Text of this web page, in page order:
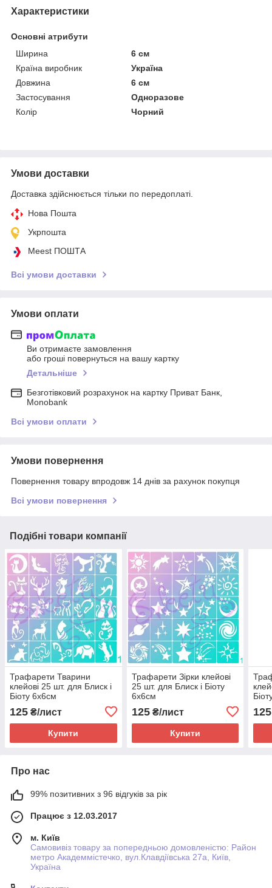
Характеристики
Основні атрибути
Ширина
6 см
Країна виробник
Україна
Довжина
6 см
Застосування
Одноразове
Колір
Чорний
Умови доставки
Доставка здійснюється тільки по передоплаті.
Нова Пошта
Укрпошта
Meest ПОШТА
Всі умови доставки
Умови оплати
Ви отримаєте замовлення
або гроші повернуться на вашу картку
Детальніше
Безготівковий розрахунок на картку Приват Банк,
Monobank
Всі умови оплати
Умови повернення
Повернення товару впродовж 14 днів за рахунок покупця
Всі умови повернення
Подібні товари компанії
Трафарети Тварини
клейові 25 шт. для Блиск і
Біоту 6х6см
125 ₴/лист
Купити
Трафарети Зірки клейові
25 шт. для Блиск і Біоту
6х6см
125₴/лист
Купити
125
Про нас
99% позитивних з 96 відгуків за рік
Працює з 12.03.2017
м. Київ
Самовивіз товару за попередньою домовленістю: Район
метро Академмістечко, вул.Клавдіївська 27а, Київ,
Україна